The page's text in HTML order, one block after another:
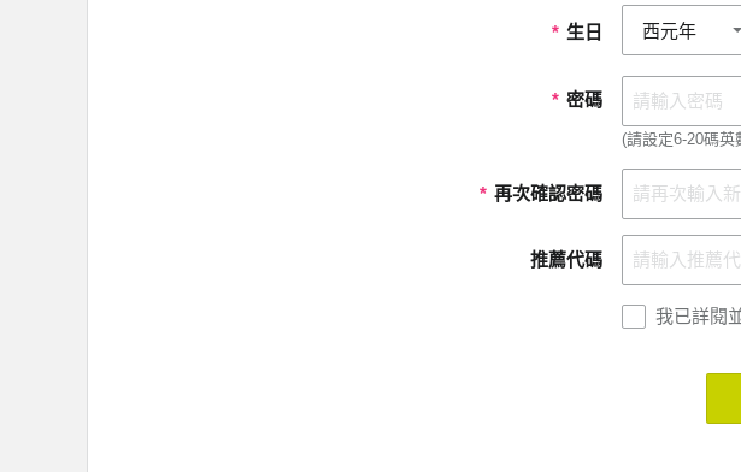
* 生日
* 密碼
(請設定6-20碼
* 再次確認密碼
推薦代碼
我已詳閱